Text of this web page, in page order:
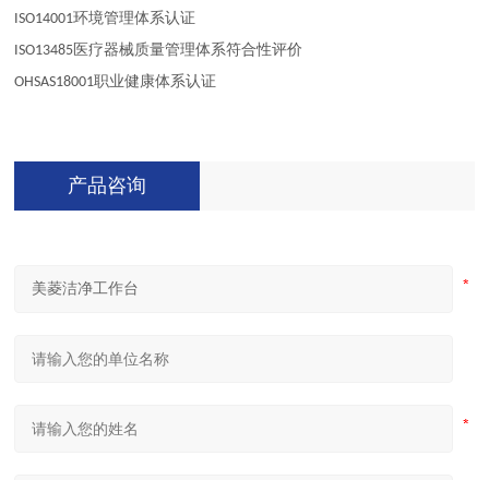
ISO14001环境管理体系认证
ISO13485 医疗器械质量管理体系符合性评价
OHSAS18001职业健康体系认证
产品咨询